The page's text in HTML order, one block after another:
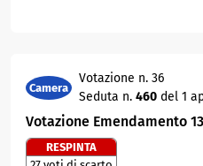
Camera
Votazione n. 36
Seduta n. 460 del 1
Votazione Emendamento
RESPINTA